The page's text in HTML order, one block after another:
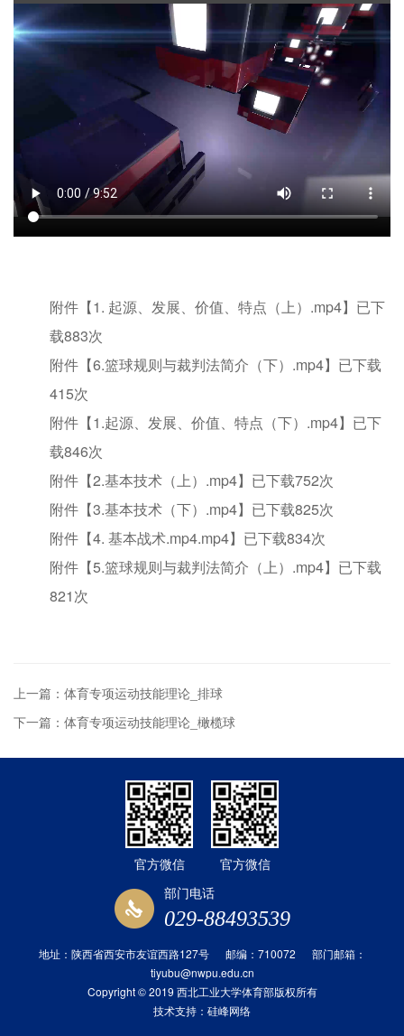
附件【1. 起源、发展、价值、特点（上）.mp4】已下
载883次
附件【6.篮球规则与裁判法简介（下）.mp4】已下载
415次
附件【1.起源、发展、价值、特点（下）.mp4】已下
载846次
附件【2.基本技术（上）.mp4】已下载752次
附件【3.基本技术（下）.mp4】已下载825次
附件【4. 基本战术.mp4.mp4】已下载834次
附件【5.篮球规则与裁判法简介（上）.mp4】已下载
821次
上一篇：体育专项运动技能理论_排球
下一篇：体育专项运动技能理论_橄榄球
官方微信
官方微信
部门电话
029-88493539
地址：陕西省西安市友谊西路127号 邮编：710072 部门邮箱：
tiyubu@nwpu.edu.cn
Copyright © 2019 西北工业大学体育部版权所有
技术支持： 硅峰网络